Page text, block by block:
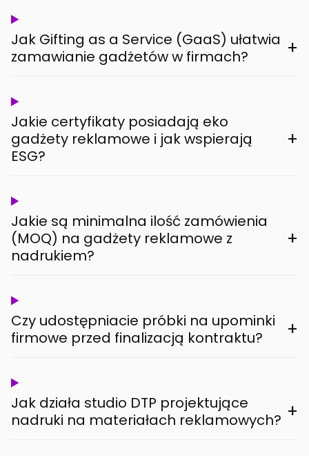
Jak Gifting as a Service (GaaS) ułatwia
zamawianie gadżetów w firmach?
+
Jakie certyfikaty posiadają eko
gadżety reklamowe i jak wspierają
ESG?
+
Jakie są minimalna ilość zamówienia
(MOQ) na gadżety reklamowe z
nadrukiem?
+
Czy udostępniacie próbki na upominki
firmowe przed finalizacją kontraktu?
+
Jak działa studio DTP projektujące
nadruki na materiałach reklamowych? +